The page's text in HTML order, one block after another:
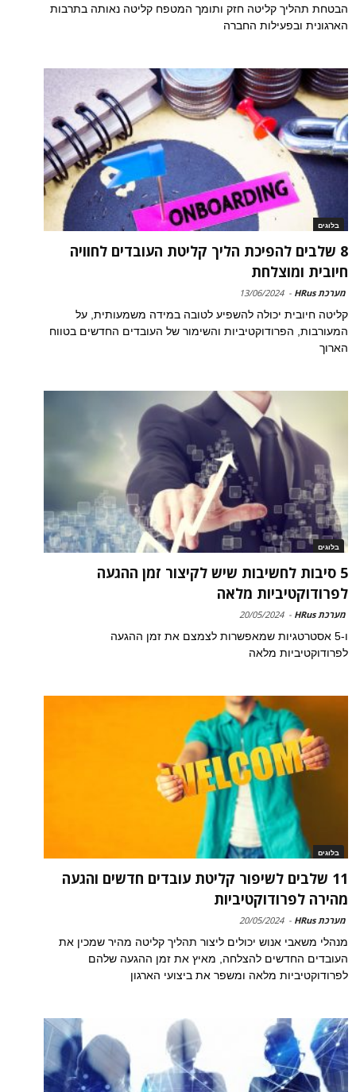
הבטחת תהליך קליטה חזק ותומך המטפח קליטה נאותה בתרבות
הארגונית ובפעילות החברה
בלוגים
8 שלבים להפיכת הליך קליטת העובדים לחוויה
חיובית ומוצלחת
מערכת HRus -
13/06/2024
קליטה חיובית יכולה להשפיע לטובה במידה משמעותית, על
המעורבות, הפרודוקטיביות והשימור של העובדים החדשים בטווח
הארוך
בלוגים
5 סיבות לחשיבות שיש לקיצור זמן ההגעה
לפרודוקטיביות מלאה
מערכת HRus -
20/05/2024
ו-5 אסטרטגיות שמאפשרות לצמצם את זמן ההגעה
לפרודוקטיביות מלאה
בלוגים
11 שלבים לשיפור קליטת עובדים חדשים והגעה
מהירה לפרודוקטיביות
מערכת HRus -
20/05/2024
מנהלי משאבי אנוש יכולים ליצור תהליך קליטה מהיר שמכין את
העובדים החדשים להצלחה, מאיץ את זמן ההגעה שלהם
לפרודוקטיביות מלאה ומשפר את ביצועי הארגון